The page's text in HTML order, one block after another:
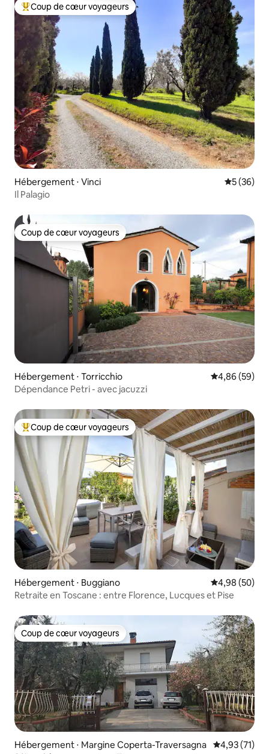
Coups de cœur voyageurs les plus appréciés
Coup de cœur voyageurs
Hébergement ⋅ Vinci
5 (36)
Il Palagio
Coup de cœur voyageurs
Coup de cœur voyageurs
Hébergement ⋅ Torricchio Évaluation
4,86 (59)
Dépendance Petri - avec jacuzzi
Coups de cœur voyageurs les plus appréciés
Coup de cœur voyageurs
Hébergement ⋅ Buggiano Évaluation
4,98 (50)
Retraite en Toscane : entre Florence, Lucques et Pise
Coup de cœur voyageurs
Coup de cœur voyageurs
Hébergement ⋅ Margine Coperta-Traversagna Évaluation
4,93 (71)